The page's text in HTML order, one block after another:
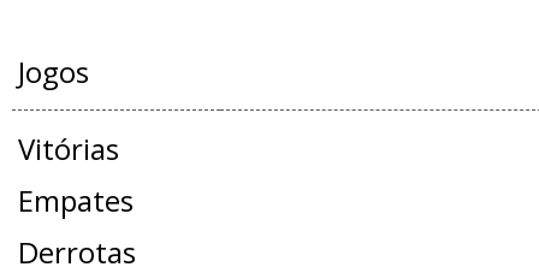
Jogos
Vitórias
Empates
Derrotas